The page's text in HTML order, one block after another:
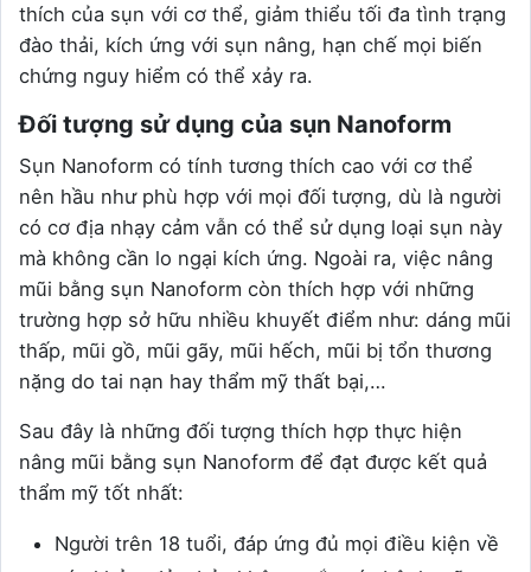
thích của sụn với cơ thể, giảm thiểu tối đa tình trạng
đào thải, kích ứng với sụn nâng, hạn chế mọi biến
chứng nguy hiểm có thể xảy ra.
Đối tượng sử dụng của sụn Nanoform
Sụn Nanoform có tính tương thích cao với cơ thể
nên hầu như phù hợp với mọi đối tượng, dù là người
có cơ địa nhạy cảm vẫn có thể sử dụng loại sụn này
mà không cần lo ngại kích ứng. Ngoài ra, việc nâng
mũi bằng sụn Nanoform còn thích hợp với những
trường hợp sở hữu nhiều khuyết điểm như: dáng mũi
thấp, mũi gồ, mũi gãy, mũi hếch, mũi bị tổn thương
nặng do tai nạn hay thẩm mỹ thất bại,…
Sau đây là những đối tượng thích hợp thực hiện
nâng mũi bằng sụn Nanoform để đạt được kết quả
thẩm mỹ tốt nhất:
Người trên 18 tuổi, đáp ứng đủ mọi điều kiện về